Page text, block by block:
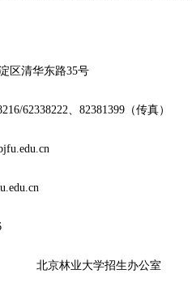
清华东路35号
62338222、82381399（传真）
招生办公室